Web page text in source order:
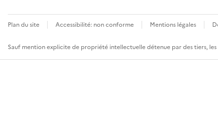
Plan du site Accessibilité: non conforme Mentions légales
Sauf mention explicite de propriété intellectuelle détenue par des tiers,